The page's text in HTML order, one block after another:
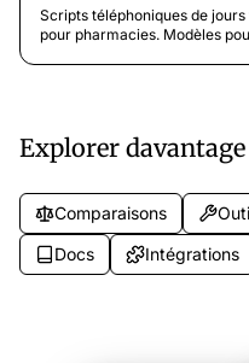
Scripts téléphoniques de
pour pharmacies. Modèles
Explorer davantage
Comparaisons
Docs
Intégrations